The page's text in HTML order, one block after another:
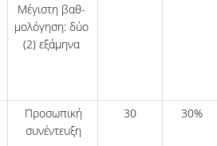
Μέγιστη βαθ­
μολόγηση: δύο
(2) εξάμηνα
Προσωπική
συνέντευξη
30 30%